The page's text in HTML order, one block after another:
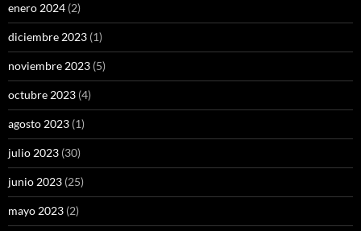
enero 2024 (2)
diciembre 2023 (1)
noviembre 2023 (5)
octubre 2023 (4)
agosto 2023 (1)
julio 2023 (30)
junio 2023 (25)
mayo 2023 (2)